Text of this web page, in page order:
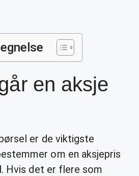
en aksje
er de viktigste
om en aksjepris
Hvis det er flere som